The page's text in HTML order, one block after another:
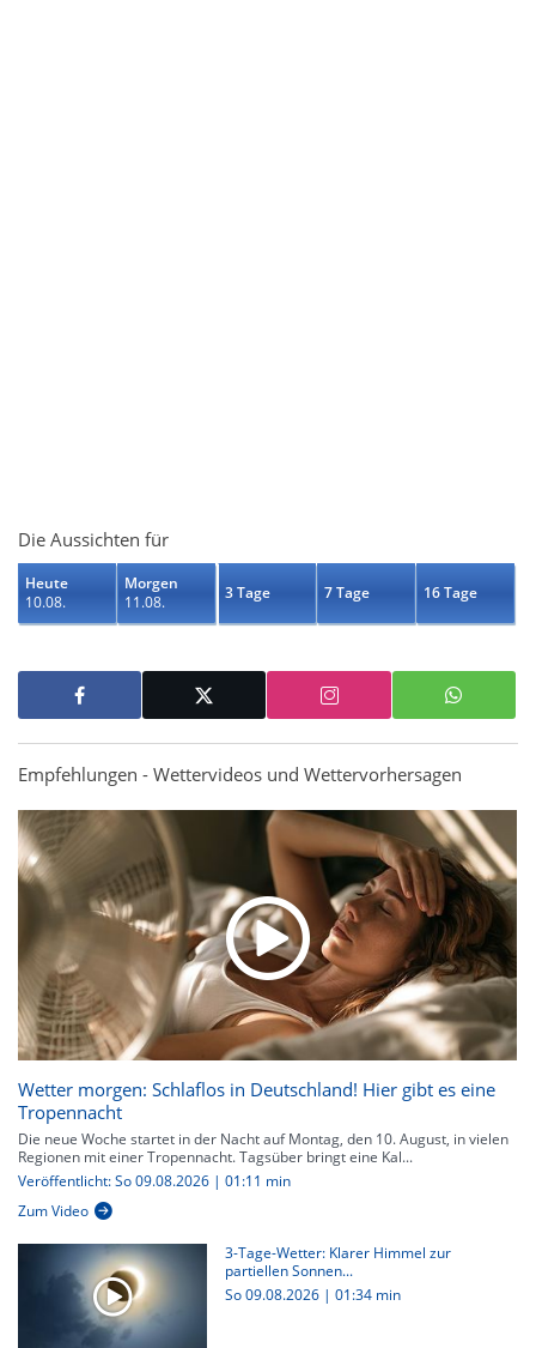
Die Aussichten für
Heute
10.08.
Morgen
11.08.
3 Tage 7 Tage 16 Tage
Empfehlungen - Wettervideos und Wettervorhersagen
Wetter morgen: Schlaflos in Deutschland! Hier gibt es eine
Tropennacht
Die neue Woche startet in der Nacht auf Montag, den 10. August, in vielen
Regionen mit einer Tropennacht. Tagsüber bringt eine Kal...
Veröffentlicht: So 09.08.2026 | 01:11 min
Zum Video
3-Tage-Wetter: Klarer Himmel zur
partiellen Sonnen...
So 09.08.2026 | 01:34 min